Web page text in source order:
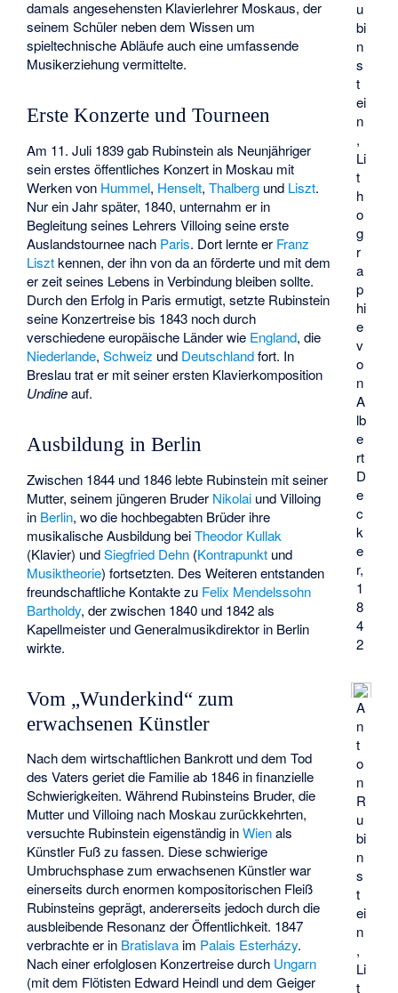
u
bi
n
s
t
ei
n
,
Li
t
h
o
g
r
a
p
hi
e
v
o
n
A
lb
e
rt
D
e
c
k
e
r,
1
8
4
2
A
n
t
o
n
R
u
bi
n
s
t
ei
n
,
Li
t
damals angesehensten Klavierlehrer Moskaus, der
seinem Schüler neben dem Wissen um
spieltechnische Abläufe auch eine umfassende
Musikerziehung vermittelte.
Erste Konzerte und Tourneen
Am 11. Juli 1839 gab Rubinstein als Neunjähriger
sein erstes öffentliches Konzert in Moskau mit
Werken von Hummel, Henselt,Thalberg und Liszt.
Nur ein Jahr später, 1840, unternahm er in
Begleitung seines Lehrers Villoing seine erste
Auslandstournee nach Paris. Dort lernte er Franz
Lisztkennen, der ihn von da an förderte und mit dem
er zeit seines Lebens in Verbindung bleiben sollte.
Durch den Erfolg in Paris ermutigt, setzte Rubinstein
seine Konzertreise bis 1843 noch durch
verschiedene europäische Länder wie England, die
Niederlande,Schweiz und Deutschlandfort. In
Breslau trat er mit seiner ersten Klavierkomposition
Undineauf.
Ausbildung in Berlin
Zwischen 1844 und 1846 lebte Rubinstein mit seiner
Mutter, seinem jüngeren Bruder Nikolai und Villoing
in Berlin, wo die hochbegabten Brüder ihre
musikalische Ausbildung beiTheodor Kullak
(Klavier) undSiegfried Dehn (Kontrapunkt und
Musiktheorie) fortsetzten. Des Weiteren entstanden
freundschaftliche Kontakte zu Felix Mendelssohn
Bartholdy, der zwischen 1840 und 1842 als
Kapellmeister und Generalmusikdirektor in Berlin
wirkte.
Vom „Wunderkind“ zum
erwachsenen Künstler
Nach dem wirtschaftlichen Bankrott und dem Tod
des Vaters geriet die Familie ab 1846 in finanzielle
Schwierigkeiten. Während Rubinsteins Bruder, die
Mutter und Villoing nach Moskau zurückkehrten,
versuchte Rubinstein eigenständig inWienals
Künstler Fuß zu fassen. Diese schwierige
Umbruchsphase zum erwachsenen Künstler war
einerseits durch enormen kompositorischen Fleiß
Rubinsteins geprägt, andererseits jedoch durch die
ausbleibende Resonanz der Öffentlichkeit. 1847
verbrachte er in Bratislava im Palais Esterházy.
Nach einer erfolglosen Konzertreise durch Ungarn
(mit dem Flötisten Edward Heindl und dem Geiger